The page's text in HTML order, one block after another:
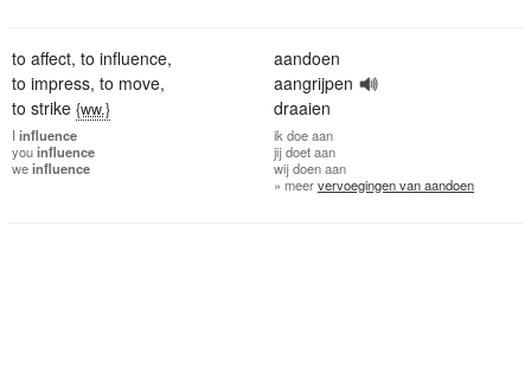
to affect, to influence,
to impress, to move,
to strike {ww.}
aandoen
aangrijpen
draaien
I influence
youinfluence
weinfluence
ik doe aan
jijdoet aan
wijdoen aan
» meervervoegingen van aandoen